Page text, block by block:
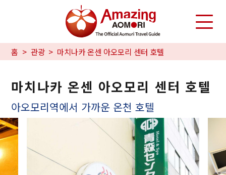
홈 관광 마치나카 온센 아오모리 센터 호텔
마치나카 온센 아오모리 센터 호텔
아오모리역에서 가까운 온천 호텔